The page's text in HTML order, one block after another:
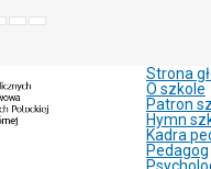
Make
Set
Strona
O szkole
Patron
Hymn
Kadra
Pedagog